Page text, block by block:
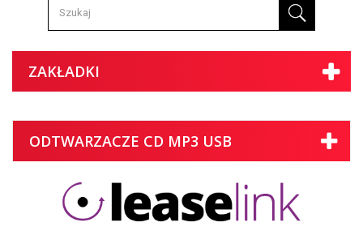
ZAKŁADKI
ODTWARZACZE CD MP3 USB